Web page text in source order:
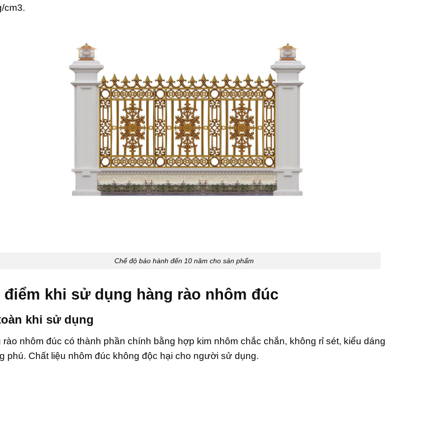
cm3.
Chế độ bảo hành đến 10 năm cho sản phẩm
điểm khi sử dụng hàng rào nhôm đúc
khi sử dụng
rào nhôm đúc có thành phần chính bằng hợp kim nhôm chắc chắn, không rỉ sét, kiểu dáng
phú. Chất liệu nhôm đúc không độc hại cho người sử dụng.